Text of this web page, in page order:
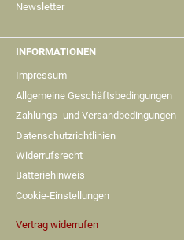
Newsletter
INFORMATIONEN
Impressum
Allgemeine Geschäftsbedingungen
Zahlungs- und Versandbedingungen
Datenschutzrichtlinien
Widerrufsrecht
Batteriehinweis
Cookie-Einstellungen
Vertrag widerrufen